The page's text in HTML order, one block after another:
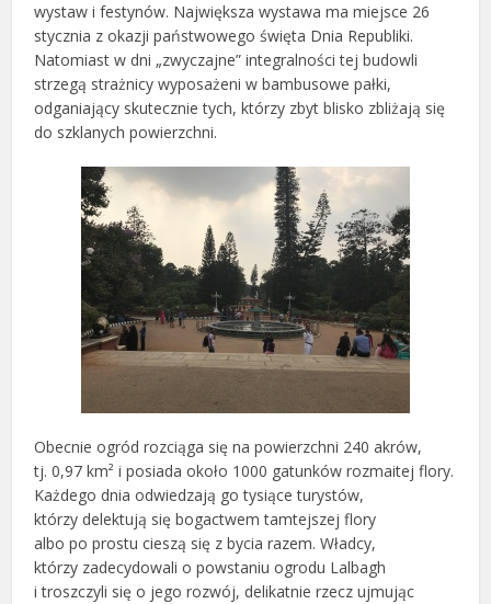
wystaw i festynów. Największa wystawa ma miejsce 26
stycznia z okazji państwowego święta Dnia Republiki.
Natomiast w dni „zwyczajne” integralności tej budowli
strzegą strażnicy wyposażeni w bambusowe pałki,
odganiający skutecznie tych, którzy zbyt blisko zbliżają się
do szklanych powierzchni.
Obecnie ogród rozciąga się na powierzchni 240 akrów,
tj. 0,97 km² i posiada około 1000 gatunków rozmaitej flory.
Każdego dnia odwiedzają go tysiące turystów,
którzy delektują się bogactwem tamtejszej flory
albo po prostu cieszą się z bycia razem. Władcy,
którzy zadecydowali o powstaniu ogrodu Lalbagh
i troszczyli się o jego rozwój, delikatnie rzecz ujmując